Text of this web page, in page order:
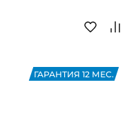
ГАРАНТИЯ 12 МЕС.